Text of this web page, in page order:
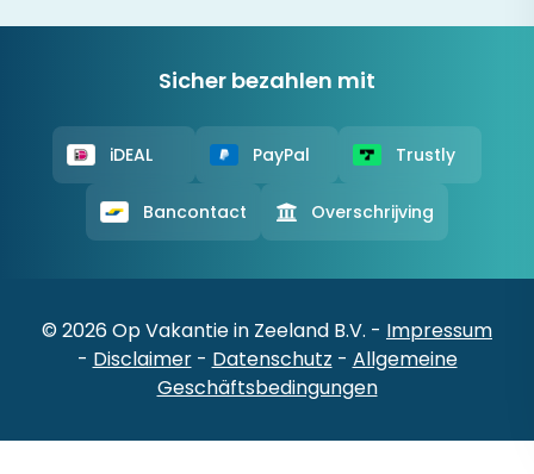
Sicher bezahlen mit
iDEAL PayPal Trustly
Bancontact Overschrijving
© 2026 Op Vakantie in Zeeland B.V. - Impressum
- Disclaimer- Datenschutz - Allgemeine
Geschäftsbedingungen